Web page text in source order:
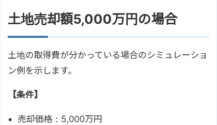
土地売却額5,000万円の場合
土地の取得費が分かっている場合のシミュレーショ
ン例を示します。
【条件】
売却価格：5,000万円